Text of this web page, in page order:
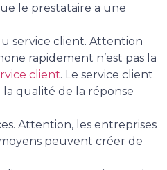
le prestataire a une
service client. Attention
rapidement n’est pas la
client. Le service client
la qualité de la réponse
Attention, les entreprises
peuvent créer de